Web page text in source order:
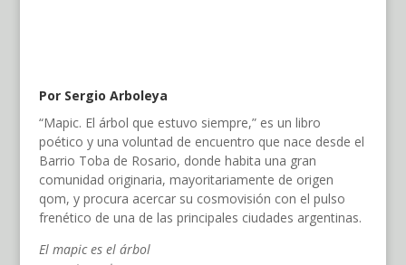
Por Sergio Arboleya
“Mapic. El árbol que estuvo siempre,” es un libro
poético y una voluntad de encuentro que nace desde el
Barrio Toba de Rosario, donde habita una gran
comunidad originaria, mayoritariamente de origen
qom, y procura acercar su cosmovisión con el pulso
frenético de una de las principales ciudades argentinas.
El mapic es el árbol